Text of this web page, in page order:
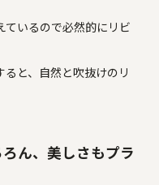
ているので必然的にリビ
と、自然と吹抜けのリ
ん、美しさもプラ